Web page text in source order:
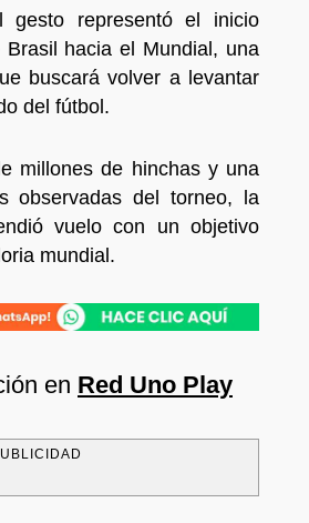
gesto representó el inicio
hacia el Mundial, una
buscará volver a levantar
del fútbol.
millones de hinchas y una
observadas del torneo, la
vuelo con un objetivo
mundial.
en Red Uno Play